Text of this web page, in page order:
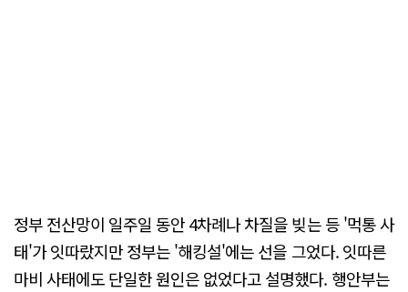
정부 전산망이 일주일 동안 4차례나 차질을 빚는 등 '먹통 사
태'가 잇따랐지만 정부는 '해킹설'에는 선을 그었다. 잇따른
마비 사태에도 단일한 원인은 없었다고 설명했다. 행안부는